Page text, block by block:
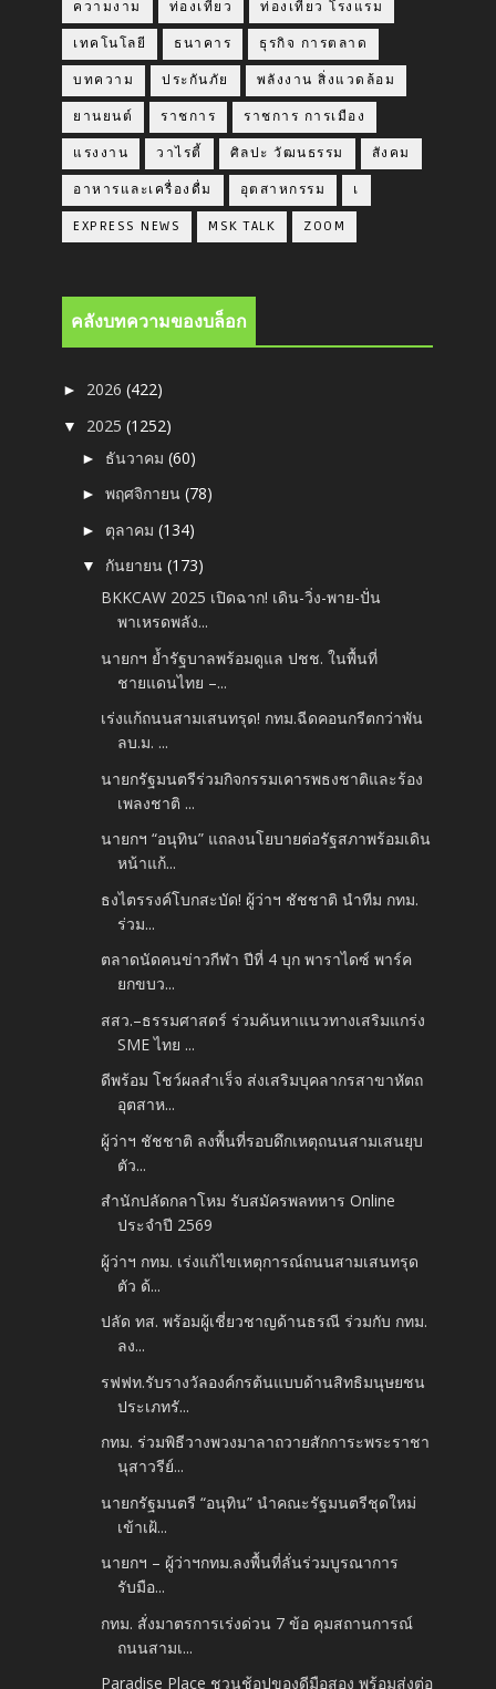
ความงาม ท่องเที่ยว ท่องเที่ยว โรงแรม
เทคโนโลยี ธนาคาร ธุรกิจ การตลาด
บทความ ประกันภัย พลังงาน สิ่งแวดล้อม
ยานยนต์ ราชการ ราชการ การเมือง
แรงงาน วาไรตี้ ศิลปะ วัฒนธรรม สังคม
อาหารและเครื่องดื่ม อุตสาหกรรม เ
EXPRESS NEWS MSK TALK ZOOM
คลังบทความของบล็อก
► 2026(422)
▼ 2025(1252)
► ธันวาคม(60)
►พฤศจิกายน(78)
► ตุลาคม(134)
▼ กันยายน(173)
BKKCAW 2025 เปิดฉาก! เดิน-วิ่ง-พาย-ปั่น
พาเหรดพลัง...
นายกฯ ย้ำรัฐบาลพร้อมดูแล ปชช. ในพื้นที่
ชายแดนไทย –...
เร่งแก้ถนนสามเสนทรุด! กทม.ฉีดคอนกรีตกว่าพัน
ลบ.ม. ...
นายกรัฐมนตรีร่วมกิจกรรมเคารพธงชาติและร้อง
เพลงชาติ ...
นายกฯ “อนุทิน” แถลงนโยบายต่อรัฐสภาพร้อมเดิน
หน้าแก้...
ธงไตรรงค์โบกสะบัด! ผู้ว่าฯ ชัชชาติ นำทีม กทม.
ร่วม...
ตลาดนัดคนข่าวกีฬา ปีที่ 4 บุก พาราไดซ์ พาร์ค
ยกขบว...
สสว.–ธรรมศาสตร์ ร่วมค้นหาแนวทางเสริมแกร่ง
SME ไทย ...
ดีพร้อม โชว์ผลสำเร็จ ส่งเสริมบุคลากรสาขาหัตถ
อุตสาห...
ผู้ว่าฯ ชัชชาติ ลงพื้นที่รอบดึกเหตุถนนสามเสนยุบ
ตัว...
สำนักปลัดกลาโหม รับสมัครพลทหาร Online
ประจำปี 2569
ผู้ว่าฯ กทม. เร่งแก้ไขเหตุการณ์ถนนสามเสนทรุด
ตัว ด้...
ปลัด ทส. พร้อมผู้เชี่ยวชาญด้านธรณี ร่วมกับ กทม.
ลง...
รฟฟท.รับรางวัลองค์กรต้นแบบด้านสิทธิมนุษยชน
ประเภทรั...
กทม. ร่วมพิธีวางพวงมาลาถวายสักการะพระราชา
นุสาวรีย์...
นายกรัฐมนตรี “อนุทิน” นำคณะรัฐมนตรีชุดใหม่
เข้าเฝ้...
นายกฯ – ผู้ว่าฯกทม.ลงพื้นที่ลั่นร่วมบูรณาการ
รับมือ...
กทม. สั่งมาตรการเร่งด่วน 7 ข้อ คุมสถานการณ์
ถนนสามเ...
Paradise Place ชวนช้อปของดีมือสอง พร้อมส่งต่อ